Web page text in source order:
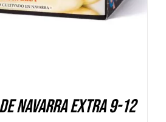
Navarra Extra 9-12